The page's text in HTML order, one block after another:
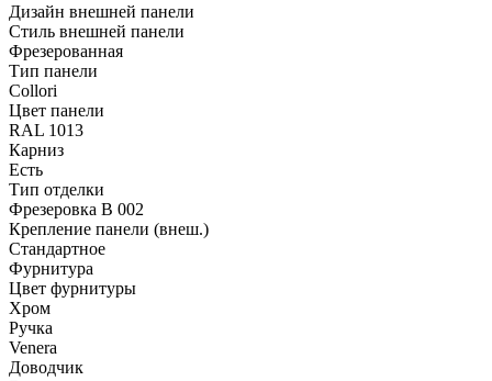
Дизайн внешней панели
Стиль внешней панели
Фрезерованная
Тип панели
Collori
Цвет панели
RAL 1013
Карниз
Есть
Тип отделки
Фрезеровка B 002
Крепление панели (внеш.)
Стандартное
Фурнитура
Цвет фурнитуры
Хром
Ручка
Venera
Доводчик